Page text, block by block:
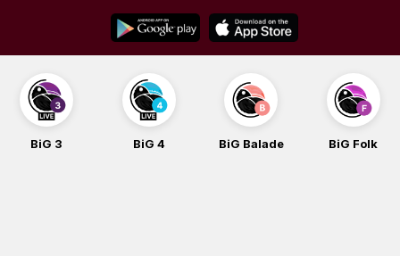
content
BiG 3 BiG 4 BiG Balade BiG Folk